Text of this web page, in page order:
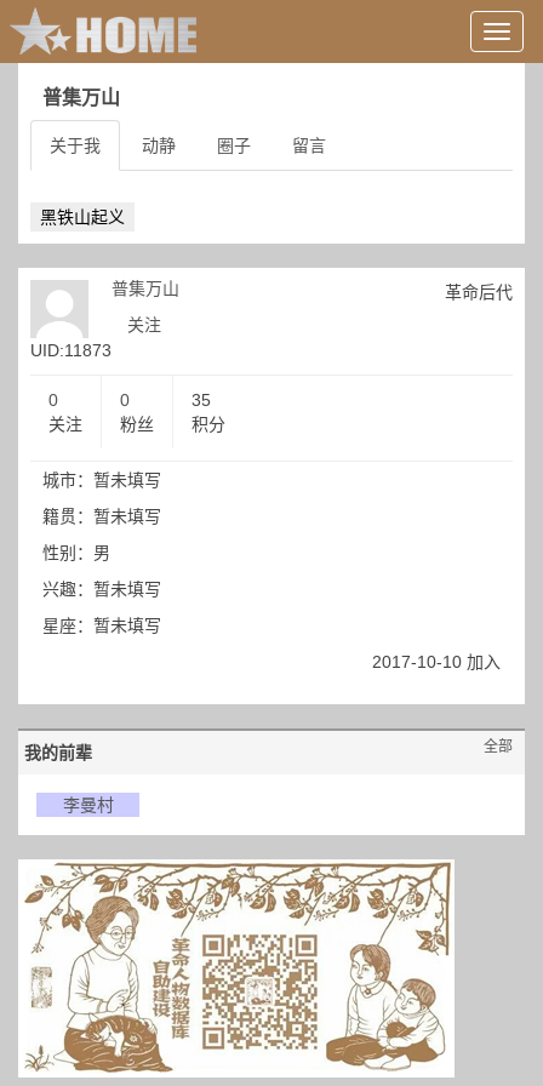
用
户
普集万山
关于我 动静 圈子 留言
黑铁山起义
UID:11873
普集万山
关注
革命后代
0
关注
0
粉丝
35
积分
城市：暂未填写
籍贯：暂未填写
性别：男
兴趣：暂未填写
星座：暂未填写
2017-10-10 加入
我的前辈 全部
李曼村